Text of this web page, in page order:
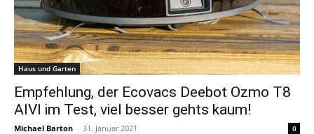
Haus und Garten
Empfehlung, der Ecovacs Deebot Ozmo T8
AIVI im Test, viel besser gehts kaum!
Michael Barton - 31. Januar 2021 0